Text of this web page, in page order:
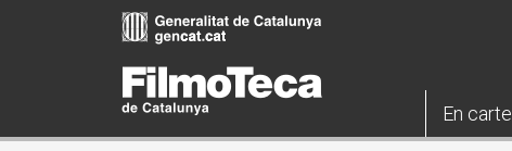
En cartell